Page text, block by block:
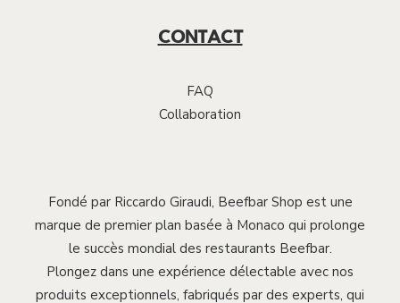
CONTACT
FAQ
Collaboration
Fondé par Riccardo Giraudi, Beefbar Shop est une
marque de premier plan basée à Monaco qui prolonge
le succès mondial des restaurants Beefbar.
Plongez dans une expérience délectable avec nos
produits exceptionnels, fabriqués par des experts, qui